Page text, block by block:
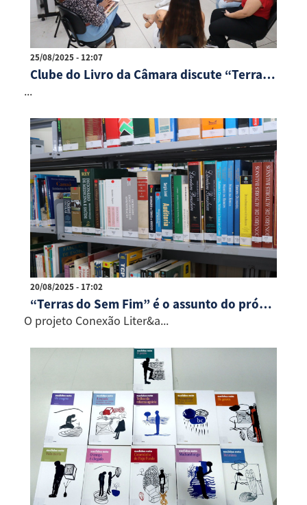
25/08/2025 - 12:07
Clube do Livro da Câmara discute “Terras do Sem Fim”, de Jorge Amado
...
20/08/2025 - 17:02
“Terras do Sem Fim” é o assunto do próximo encontro do Conexão Literária
O projeto Conexão Liter&a...